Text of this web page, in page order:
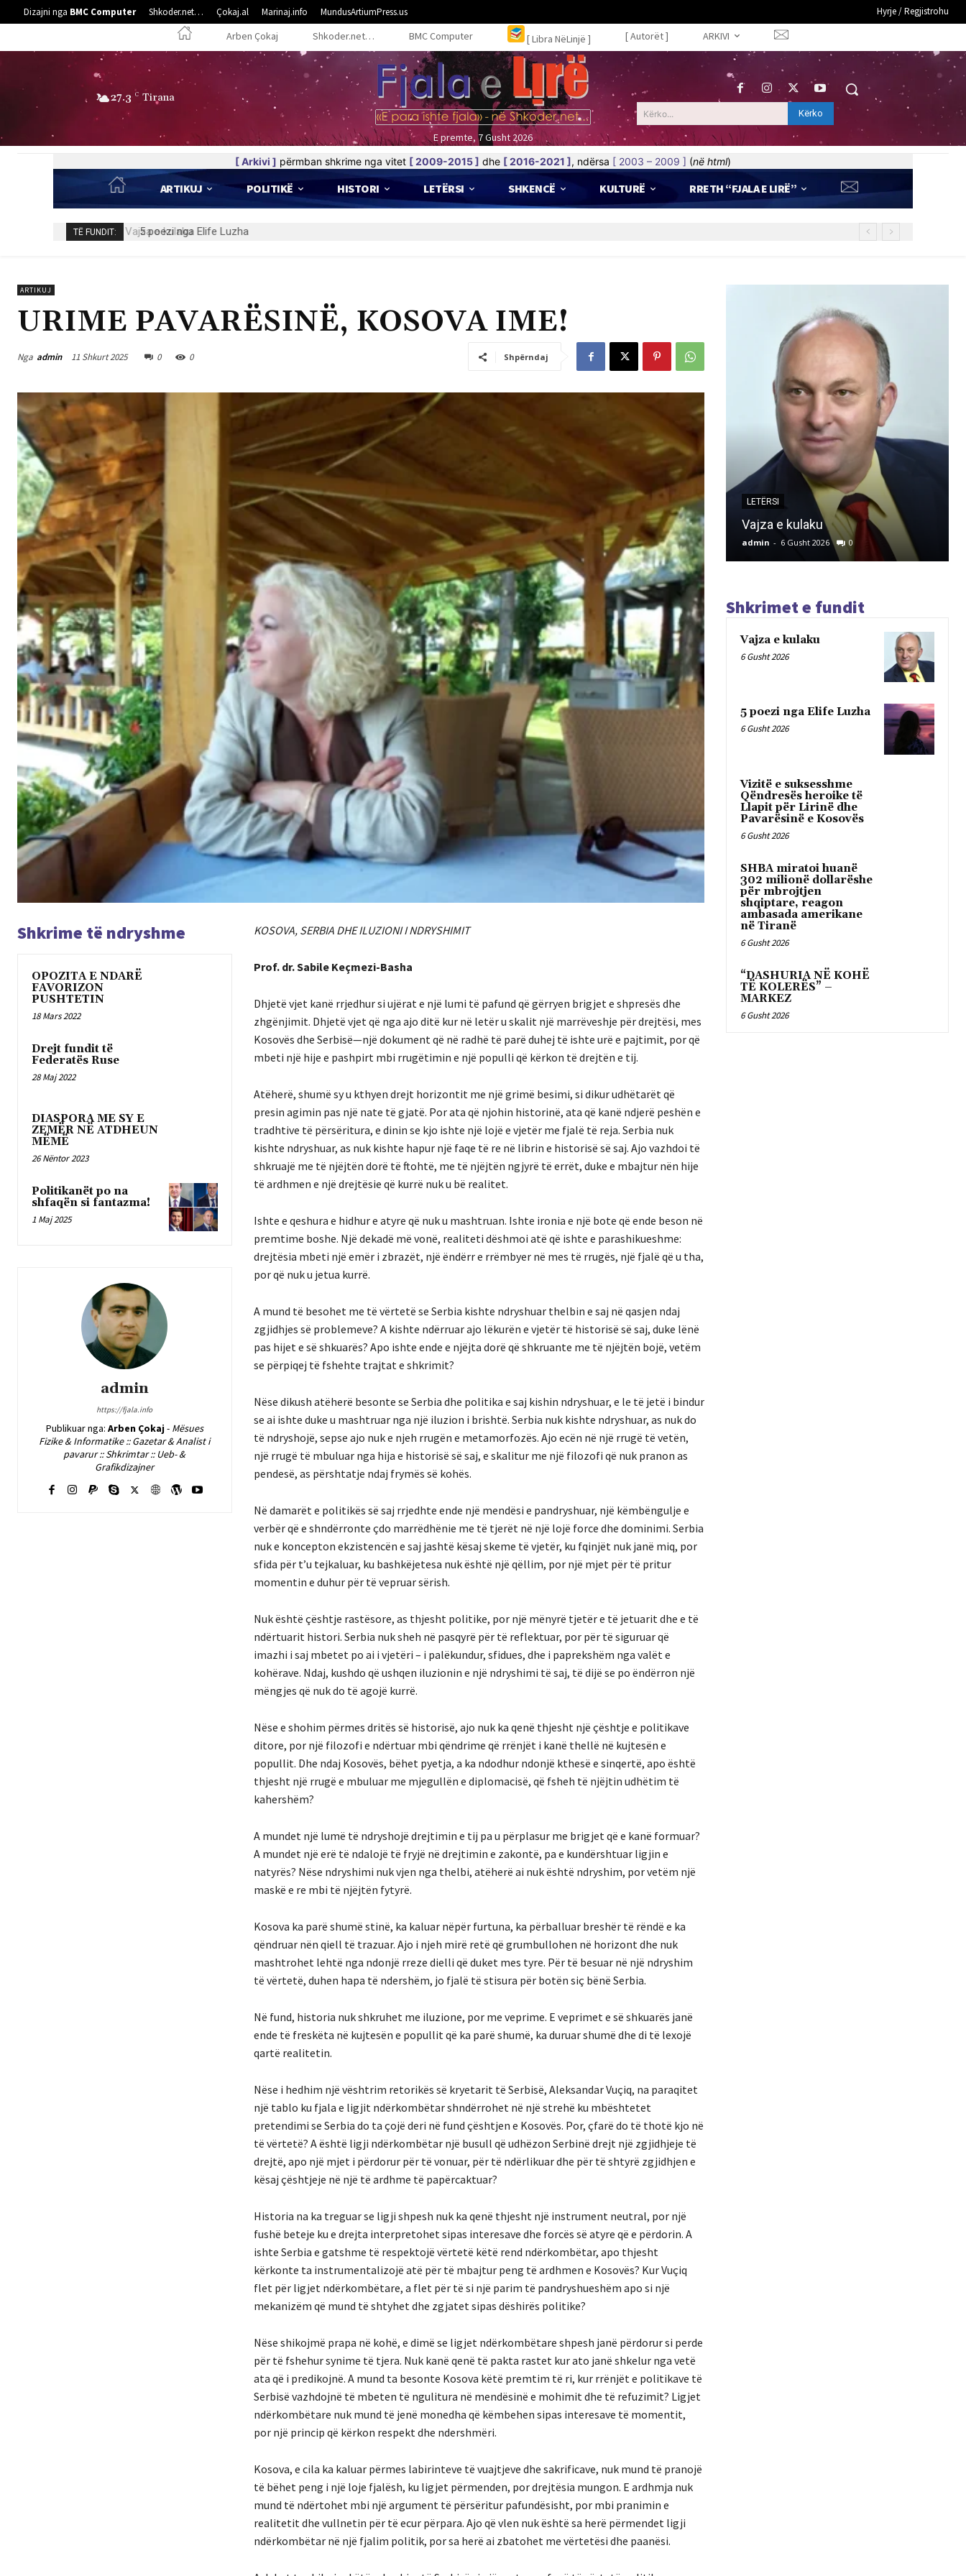
Dizajni nga BMC Computer Shkoder.net… Çokaj.al Marinaj.info MundusArtiumPress.us Hyrje / Regjistrohu
Arben Çokaj Shkoder.net… BMC Computer [ Libra NëLinjë ] [ Autorët ] ARKIVI
27.3 C Tirana
E premte, 7 Gusht 2026
Kërko... Kërko
[ Arkivi ] përmban shkrime nga vitet [ 2009-2015 ] dhe [ 2016-2021 ], ndërsa [ 2003 – 2009 ] (në html)
ARTIKUJ POLITIKË HISTORI LETËRSI SHKENCË KULTURË RRETH “FJALA E LIRË”
TË FUNDIT: 5 poezi nga Elife Luzha
ARTIKUJ
URIME PAVARËSINË, KOSOVA IME!
Nga admin 11 Shkurt 2025 0 0 Shpërndaj
Shkrime të ndryshme
OPOZITA E NDARË
FAVORIZON
PUSHTETIN
18 Mars 2022
Drejt fundit të
Federatës Ruse
28 Maj 2022
DIASPORA ME SY E
ZEMËR NË ATDHEUN
MËMË
26 Nëntor 2023
Politikanët po na
shfaqën si fantazma!
1 Maj 2025
admin
https://fjala.info
Publikuar nga: Arben Çokaj- Mësues
Fizike & Informatike :: Gazetar & Analist i
pavarur :: Shkrimtar :: Ueb- &
Grafikdizajner
KOSOVA, SERBIA DHE ILUZIONI I NDRYSHIMIT
Prof. dr. Sabile Keçmezi-Basha
Dhjetë vjet kanë rrjedhur si ujërat e një lumi të pafund që gërryen brigjet e shpresës dhe
zhgënjimit. Dhjetë vjet që nga ajo ditë kur në letër u skalit një marrëveshje për drejtësi, mes
Kosovës dhe Serbisë—një dokument që në radhë të parë duhej të ishte urë e pajtimit, por që
mbeti një hije e pashpirt mbi rrugëtimin e një populli që kërkon të drejtën e tij.
Atëherë, shumë sy u kthyen drejt horizontit me një grimë besimi, si dikur udhëtarët që
presin agimin pas një nate të gjatë. Por ata që njohin historinë, ata që kanë ndjerë peshën e
tradhtive të përsëritura, e dinin se kjo ishte një lojë e vjetër me fjalë të reja. Serbia nuk
kishte ndryshuar, as nuk kishte hapur një faqe të re në librin e historisë së saj. Ajo vazhdoi të
shkruajë me të njëjtën dorë të ftohtë, me të njëjtën ngjyrë të errët, duke e mbajtur nën hije
të ardhmen e një drejtësie që kurrë nuk u bë realitet.
Ishte e qeshura e hidhur e atyre që nuk u mashtruan. Ishte ironia e një bote që ende beson në
premtime boshe. Një dekadë më vonë, realiteti dëshmoi atë që ishte e parashikueshme:
drejtësia mbeti një emër i zbrazët, një ëndërr e rrëmbyer në mes të rrugës, një fjalë që u tha,
por që nuk u jetua kurrë.
A mund të besohet me të vërtetë se Serbia kishte ndryshuar thelbin e saj në qasjen ndaj
zgjidhjes së problemeve? A kishte ndërruar ajo lëkurën e vjetër të historisë së saj, duke lënë
pas hijet e së shkuarës? Apo ishte ende e njëjta dorë që shkruante me të njëjtën bojë, vetëm
se përpiqej të fshehte trajtat e shkrimit?
Nëse dikush atëherë besonte se Serbia dhe politika e saj kishin ndryshuar, e le të jetë i bindur
se ai ishte duke u mashtruar nga një iluzion i brishtë. Serbia nuk kishte ndryshuar, as nuk do
të ndryshojë, sepse ajo nuk e njeh rrugën e metamorfozës. Ajo ecën në një rrugë të vetën,
një rrugë të mbuluar nga hija e historisë së saj, e skalitur me një filozofi që nuk pranon as
pendesë, as përshtatje ndaj frymës së kohës.
Në damarët e politikës së saj rrjedhte ende një mendësi e pandryshuar, një këmbëngulje e
verbër që e shndërronte çdo marrëdhënie me të tjerët në një lojë force dhe dominimi. Serbia
nuk e koncepton ekzistencën e saj jashtë kësaj skeme të vjetër, ku fqinjët nuk janë miq, por
sfida për t’u tejkaluar, ku bashkëjetesa nuk është një qëllim, por një mjet për të pritur
momentin e duhur për të vepruar sërish.
Nuk është çështje rastësore, as thjesht politike, por një mënyrë tjetër e të jetuarit dhe e të
ndërtuarit histori. Serbia nuk sheh në pasqyrë për të reflektuar, por për të siguruar që
imazhi i saj mbetet po ai i vjetëri – i palëkundur, sfidues, dhe i paprekshëm nga valët e
kohërave. Ndaj, kushdo që ushqen iluzionin e një ndryshimi të saj, të dijë se po ëndërron një
mëngjes që nuk do të agojë kurrë.
Nëse e shohim përmes dritës së historisë, ajo nuk ka qenë thjesht një çështje e politikave
ditore, por një filozofi e ndërtuar mbi qëndrime që rrënjët i kanë thellë në kujtesën e
popullit. Dhe ndaj Kosovës, bëhet pyetja, a ka ndodhur ndonjë kthesë e sinqertë, apo është
thjesht një rrugë e mbuluar me mjegullën e diplomacisë, që fsheh të njëjtin udhëtim të
kahershëm?
A mundet një lumë të ndryshojë drejtimin e tij pa u përplasur me brigjet që e kanë formuar?
A mundet një erë të ndalojë të fryjë në drejtimin e zakontë, pa e kundërshtuar ligjin e
natyrës? Nëse ndryshimi nuk vjen nga thelbi, atëherë ai nuk është ndryshim, por vetëm një
maskë e re mbi të njëjtën fytyrë.
Kosova ka parë shumë stinë, ka kaluar nëpër furtuna, ka përballuar breshër të rëndë e ka
qëndruar nën qiell të trazuar. Ajo i njeh mirë retë që grumbullohen në horizont dhe nuk
mashtrohet lehtë nga ndonjë rreze dielli që duket mes tyre. Për të besuar në një ndryshim
të vërtetë, duhen hapa të ndershëm, jo fjalë të stisura për botën siç bënë Serbia.
Në fund, historia nuk shkruhet me iluzione, por me veprime. E veprimet e së shkuarës janë
ende të freskëta në kujtesën e popullit që ka parë shumë, ka duruar shumë dhe di të lexojë
qartë realitetin.
Nëse i hedhim një vështrim retorikës së kryetarit të Serbisë, Aleksandar Vuçiq, na paraqitet
një tablo ku fjala e ligjit ndërkombëtar shndërrohet në një strehë ku mbështetet
pretendimi se Serbia do ta çojë deri në fund çështjen e Kosovës. Por, çfarë do të thotë kjo në
të vërtetë? A është ligji ndërkombëtar një busull që udhëzon Serbinë drejt një zgjidhjeje të
drejtë, apo një mjet i përdorur për të vonuar, për të ndërlikuar dhe për të shtyrë zgjidhjen e
kësaj çështjeje në një të ardhme të papërcaktuar?
Historia na ka treguar se ligji shpesh nuk ka qenë thjesht një instrument neutral, por një
fushë beteje ku e drejta interpretohet sipas interesave dhe forcës së atyre që e përdorin. A
ishte Serbia e gatshme të respektojë vërtetë këtë rend ndërkombëtar, apo thjesht
kërkonte ta instrumentalizojë atë për të mbajtur peng të ardhmen e Kosovës? Kur Vuçiq
flet për ligjet ndërkombëtare, a flet për të si një parim të pandryshueshëm apo si një
mekanizëm që mund të shtyhet dhe zgjatet sipas dëshirës politike?
Nëse shikojmë prapa në kohë, e dimë se ligjet ndërkombëtare shpesh janë përdorur si perde
për të fshehur synime të tjera. Nuk kanë qenë të pakta rastet kur ato janë shkelur nga vetë
ata që i predikojnë. A mund ta besonte Kosova këtë premtim të ri, kur rrënjët e politikave të
Serbisë vazhdojnë të mbeten të ngulitura në mendësinë e mohimit dhe të refuzimit? Ligjet
ndërkombëtare nuk mund të jenë monedha që këmbehen sipas interesave të momentit,
por një princip që kërkon respekt dhe ndershmëri.
Kosova, e cila ka kaluar përmes labirinteve të vuajtjeve dhe sakrificave, nuk mund të pranojë
të bëhet peng i një loje fjalësh, ku ligjet përmenden, por drejtësia mungon. E ardhmja nuk
mund të ndërtohet mbi një argument të përsëritur pafundësisht, por mbi pranimin e
realitetit dhe vullnetin për të ecur përpara. Ajo që vlen nuk është sa herë përmendet ligji
ndërkombëtar në një fjalim politik, por sa herë ai zbatohet me vërtetësi dhe paanësi.
LETËRSI
Vajza e kulaku
admin - 6 Gusht 2026 0
Shkrimet e fundit
Vajza e kulaku
6 Gusht 2026
5 poezi nga Elife Luzha
6 Gusht 2026
Vizitë e suksesshme
Qëndresës heroike të
Llapit për Lirinë dhe
Pavarësinë e Kosovës
6 Gusht 2026
SHBA miratoi huanë
302 milionë dollarëshe
për mbrojtjen
shqiptare, reagon
ambasada amerikane
në Tiranë
6 Gusht 2026
“DASHURIA NË KOHË
TË KOLERËS” –
MARKEZ
6 Gusht 2026